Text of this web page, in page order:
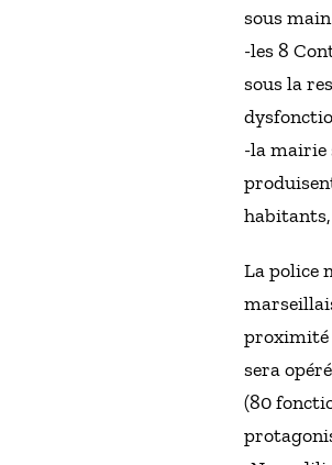
sous
-les 8
sous la
-la mairie
habitants,
La police
proximité
sera
(80